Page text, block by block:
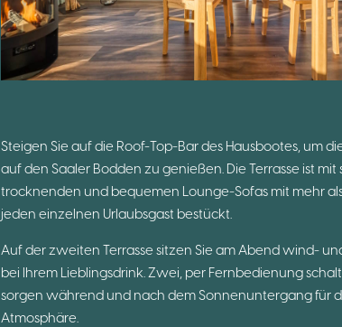
Steigen Sie auf die Roof-Top-Bar des Hausbootes, um
auf den Saaler Bodden zu genießen. Die Terrasse ist mit
trocknenden und bequemen Lounge-Sofas mit mehr
jeden einzelnen Urlaubsgast bestückt.
Auf der zweiten Terrasse sitzen Sie am Abend wind-
bei Ihrem Lieblingsdrink. Zwei, per Fernbedienung
sorgen während und nach dem Sonnenuntergang für
Atmosphäre.